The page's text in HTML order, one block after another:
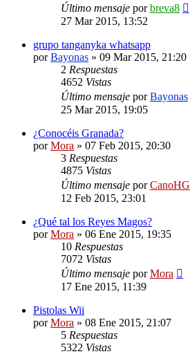
Último mensaje porbreva8
27 Mar 2015, 13:52
grupo tanganyka whatsapp
porBayonas » 09 Mar 2015, 21:20
2 Respuestas
4652 Vistas
Último mensaje porBayonas
25 Mar 2015, 19:05
¿Conocéis Granada?
porMora » 07 Feb 2015, 20:30
3 Respuestas
4875 Vistas
Último mensaje porCanoHG
12 Feb 2015, 23:01
¿Qué tal los Reyes Magos?
porMora » 06 Ene 2015, 19:35
10 Respuestas
7072 Vistas
Último mensaje porMora
17 Ene 2015, 11:39
Pistolas Wii
porMora » 08 Ene 2015, 21:07
5 Respuestas
5322 Vistas